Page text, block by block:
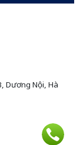
Dương Nội, Hà